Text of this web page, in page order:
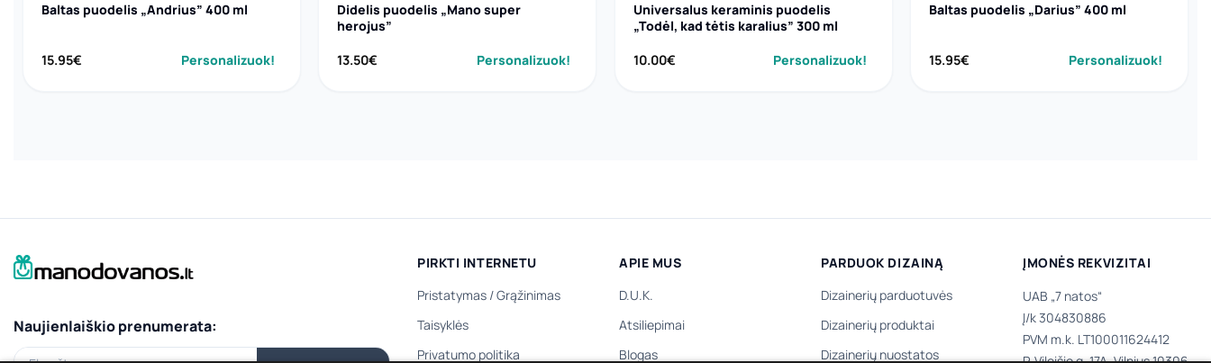
Baltas puodelis „Andrius” 400 ml
15.95€ Personalizuok!
Didelis puodelis „Mano super
herojus”
13.50€ Personalizuok!
Universalus keraminis puodelis
„Todėl, kad tėtis karalius” 300 ml
10.00€ Personalizuok!
Baltas puodelis „Darius” 400 ml
15.95€ Personalizuok!
Naujienlaiškio prenumerata:
El.paštas
PIRKTI INTERNETU
Pristatymas /Grąžinimas
Taisyklės
Privatumo politika
APIE MUS
D.U.K.
Atsiliepimai
Blogas
PARDUOK DIZAINĄ
Dizainerių parduotuvės
Dizainerių produktai
Dizainerių nuostatos
ĮMONĖS REKVIZITAI
UAB „7 natos“
Į/k 304830886
PVM m.k. LT100011624412